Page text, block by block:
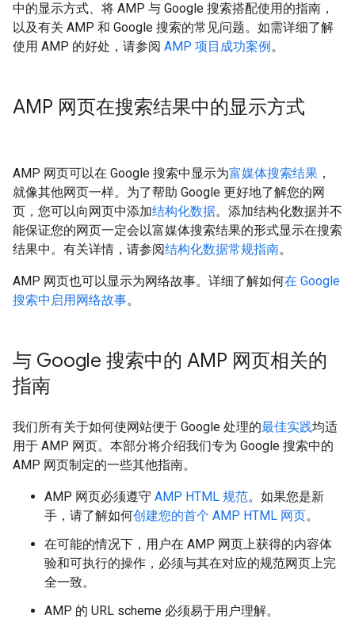
中的显示方式、将 AMP 与 Google 搜索搭配使用的指南，
以及有关 AMP 和 Google 搜索的常见问题。如需详细了解
使用 AMP 的好处，请参阅 AMP 项目成功案例。
AMP 网页在搜索结果中的显示方式
AMP 网页可以在 Google 搜索中显示为富媒体搜索结果 ，
就像其他网页一样。为了帮助 Google 更好地了解您的网
页，您可以向网页中添加结构化数据。添加结构化数据并不
能保证您的网页一定会以富媒体搜索结果的形式显示在搜索
结果中。有关详情，请参阅结构化数据常规指南。
AMP 网页也可以显示为网络故事。详细了解如何在 Google
搜索中启用网络故事。
与 Google 搜索中的 AMP 网页相关的
指南
我们所有关于如何使网站便于 Google 处理的最佳实践均适
用于 AMP 网页。本部分将介绍我们专为 Google 搜索中的
AMP 网页制定的一些其他指南。
AMP 网页必须遵守 AMP HTML 规范。如果您是新
手，请了解如何创建您的首个 AMP HTML 网页。
在可能的情况下，用户在 AMP 网页上获得的内容体
验和可执行的操作，必须与其在对应的规范网页上完
全一致。
AMP 的 URL scheme 必须易于用户理解。